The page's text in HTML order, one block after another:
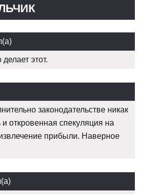
этот.
законодательстве никак
откровенная спекуляция на
прибыли. Наверное